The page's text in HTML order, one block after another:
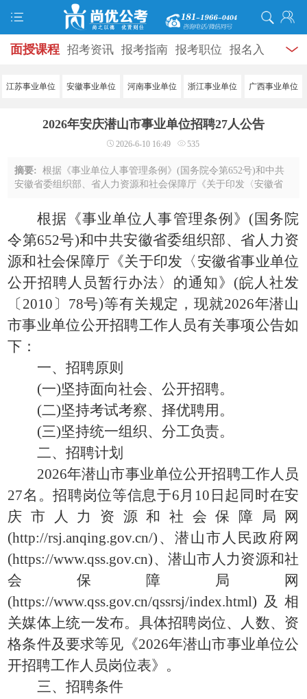
面授课程 招考资讯 报考指南 报考职位 报名入
口 打准考证 成绩查询 面试公告 录用公示 辅导
学员风采 名师团队
服务信息
江苏事业单位 安徽事业单位 河南事业单位 浙江事业单位 广西事业单位
2026年安庆潜山市事业单位招聘27人公告
2026-6-10 16:49 535
摘要:根据《事业单位人事管理条例》(国务院令第652号)和中共
安徽省委组织部、省人力资源和社会保障厅《关于印发〈安徽省
号)等有关规定，现就2026年潜山市事业 ...
根据《事业单位人事管理条例》(国务院
令第652号)和中共安徽省委组织部、省人力资
源和社会保障厅《关于印发〈安徽省事业单位
公开招聘人员暂行办法〉的通知》(皖人社发
〔2010〕78号)等有关规定，现就2026年潜山
市事业单位公开招聘工作人员有关事项公告如
下：
一、招聘原则
(一)坚持面向社会、公开招聘。
(二)坚持考试考察、择优聘用。
(三)坚持统一组织、分工负责。
二、招聘计划
2026年潜山市事业单位公开招聘工作人员
27名。招聘岗位等信息于6月10日起同时在安
庆市人力资源和社会保障局网
(http://rsj.anqing.gov.cn/)、潜山市人民政府网
(https://www.qss.gov.cn)、潜山市人力资源和社
会保障局网
(https://www.qss.gov.cn/qssrsj/index.html)及相
关媒体上统一发布。具体招聘岗位、人数、资
格条件及要求等见《2026年潜山市事业单位公
开招聘工作人员岗位表》。
三、招聘条件